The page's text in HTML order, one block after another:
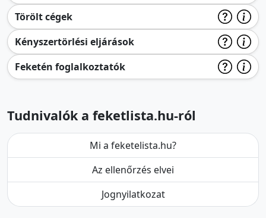
Törölt cégek
Kényszertörlési eljárások
Feketén foglalkoztatók
Tudnivalók a feketlista.hu-ról
Mi a feketelista.hu?
Az ellenőrzés elvei
Jognyilatkozat